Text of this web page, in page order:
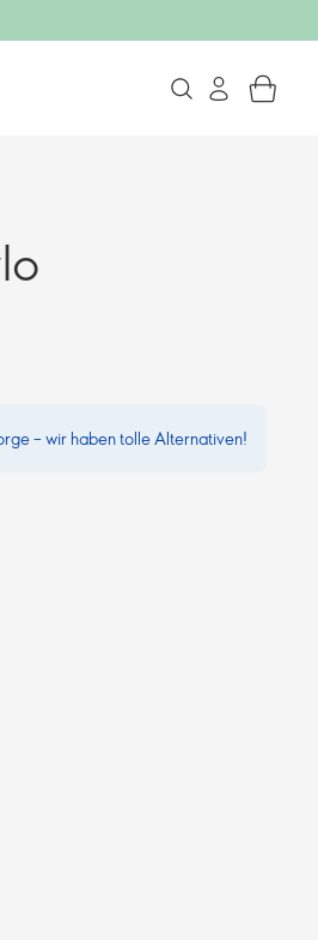
– wir haben tolle Alternativen!